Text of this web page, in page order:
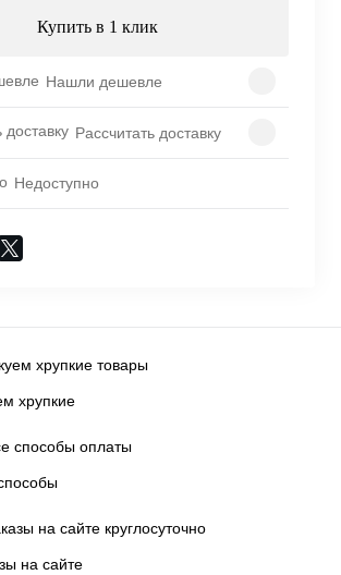
Купить в 1 клик
Нашли дешевле
Рассчитать доставку
Недоступно
хрупкие
на сайте